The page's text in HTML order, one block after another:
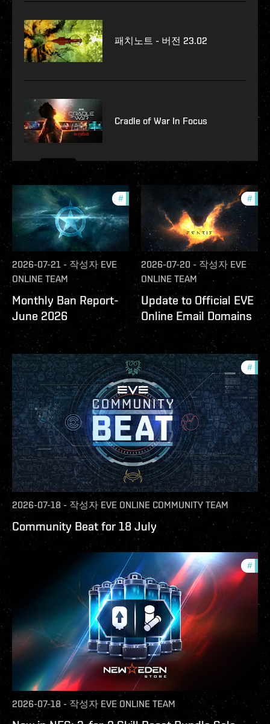
패치노트 - 버전 23.02
Cradle of War In Focus
# community
2026-07-21 -작성자 EVE
ONLINE TEAM
Monthly Ban Report-
June 2026
#
2026-07-20 - 작성자 EVE
ONLINE TEAM
Update to Official EVE
Online Email Domains
#
2026-07-18 - 작성자 EVE ONLINE COMMUNITY TEAM
Community Beat for 18 July
#
2026-07-18 -작성자 EVE ONLINE TEAM